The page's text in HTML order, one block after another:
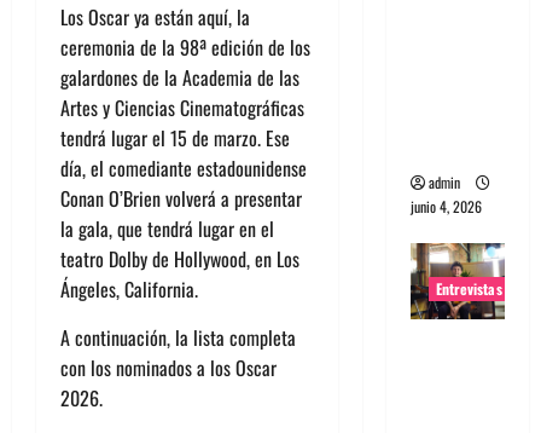
Los Oscar ya están aquí, la
ceremonia de la 98ª edición de los
galardones de la Academia de las
Artes y Ciencias Cinematográficas
tendrá lugar el 15 de marzo. Ese
día, el comediante estadounidense
Conan O’Brien volverá a presentar
la gala, que tendrá lugar en el
teatro Dolby de Hollywood, en Los
Ángeles, California.
A continuación, la lista completa
con los nominados a los Oscar
2026.
admin
junio 4, 2026
Entrevistas